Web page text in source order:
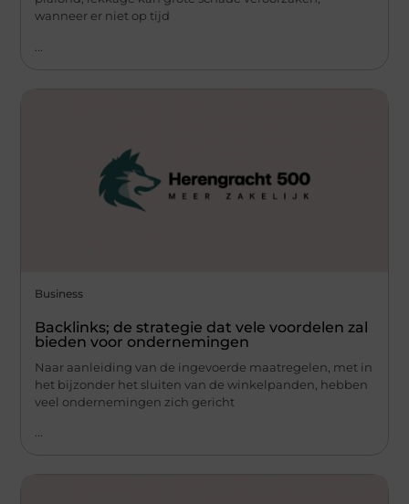
wanneer er niet op tijd
Business
Backlinks; de strategie dat vele voordelen zal
bieden voor ondernemingen
Naar aanleiding van de ingevoerde maatregelen, met in
het bijzonder het sluiten van de winkelpanden, hebben
veel ondernemingen zich gericht